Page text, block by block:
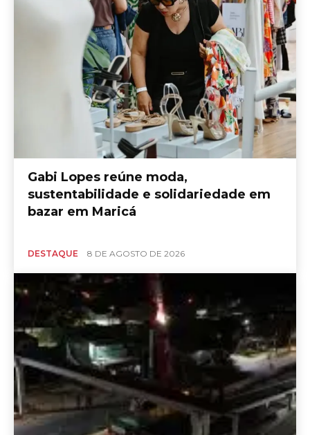
Gabi Lopes reúne moda,
sustentabilidade e solidariedade em
bazar em Maricá
DESTAQUE 8 DE AGOSTO DE 2026